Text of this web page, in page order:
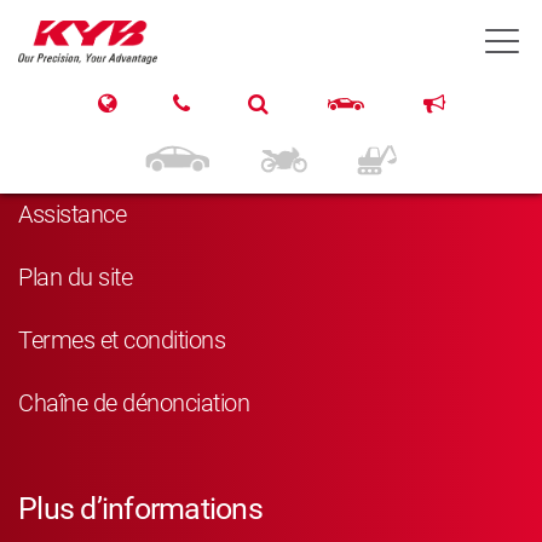
Navigation
Assistance
Plan du site
Termes et conditions
Chaîne de dénonciation
Plus d’informations